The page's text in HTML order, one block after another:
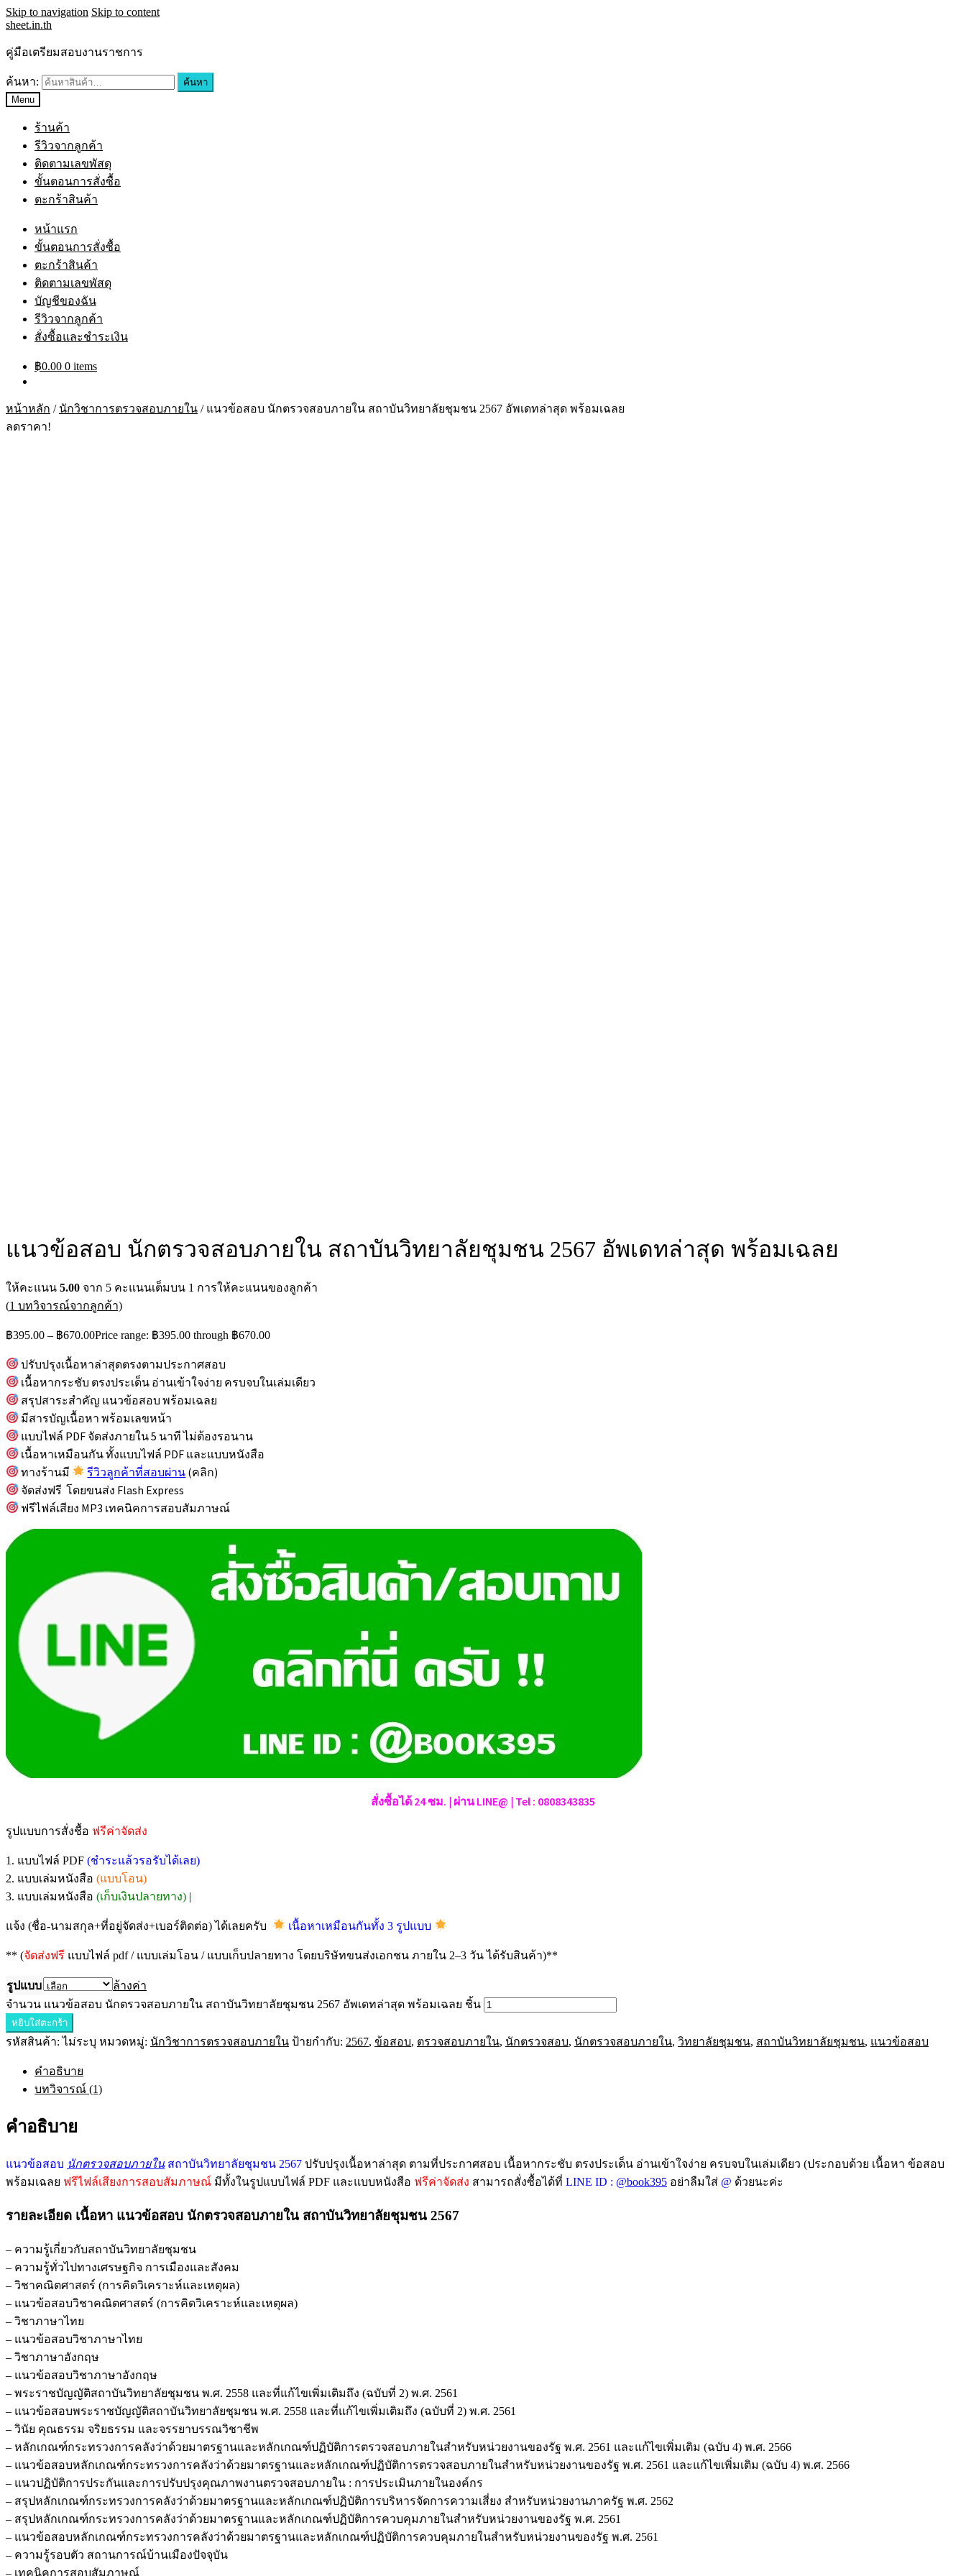
Skip to navigation Skip to content
sheet.in.th
คู่มือเตรียมสอบงานราชการ
ค้นหา:
ค้นหา
Menu
ร้านค้า
รีวิวจากลูกค้า
ติดตามเลขพัสดุ
ขั้นตอนการสั่งซื้อ
ตะกร้าสินค้า
หน้าแรก
ขั้นตอนการสั่งซื้อ
ตะกร้าสินค้า
ติดตามเลขพัสดุ
บัญชีของฉัน
รีวิวจากลูกค้า
สั่งซื้อและชำระเงิน
฿0.00 0 items
หน้าหลัก / นักวิชาการตรวจสอบภายใน / แนวข้อสอบ นักตรวจสอบภายใน สถาบันวิทยาลัยชุมชน 2567 อัพเดทล่าสุด พร้อมเฉลย
ลดราคา!
แนวข้อสอบ นักตรวจสอบภายใน สถาบันวิทยาลัยชุมชน 2567 อัพเดทล่าสุด พร้อมเฉลย
ให้คะแนน 5.00 จาก 5 คะแนนเต็มบน 1 การให้คะแนนของลูกค้า
(1 บทวิจารณ์จากลูกค้า)
฿395.00 – ฿670.00Price range: ฿395.00 through ฿670.00
ปรับปรุงเนื้อหาล่าสุดตรงตามประกาศสอบ
เนื้อหากระชับ ตรงประเด็น อ่านเข้าใจง่าย ครบจบในเล่มเดียว
สรุปสาระสำคัญ แนวข้อสอบ พร้อมเฉลย
มีสารบัญเนื้อหา พร้อมเลขหน้า
แบบไฟล์ PDF จัดส่งภายใน 5 นาที ไม่ต้องรอนาน
เนื้อหาเหมือนกัน ทั้งแบบไฟล์ PDF และแบบหนังสือ
ทางร้านมี
รีวิวลูกค้าที่สอบผ่าน (คลิก)
จัดส่งฟรี โดยขนส่ง Flash Express
ฟรีไฟล์เสียง MP3 เทคนิคการสอบสัมภาษณ์
สั่งซื้อได้ 24 ซม. | ผ่าน LINE@ | Tel : 0808343835
รูปแบบการสั่งชื้อ ฟรีค่าจัดส่ง
1. แบบไฟล์ PDF (ชำระแล้วรอรับได้เลย)
2. แบบเล่มหนังสือ (แบบโอน)
3. แบบเล่มหนังสือ (เก็บเงินปลายทาง) |
แจ้ง (ชื่อ-นามสกุล+ที่อยู่จัดส่ง+เบอร์ติดต่อ) ได้เลยครับ เนื้อหาเหมือนกันทั้ง 3 รูปแบบ
** (จัดส่งฟรี แบบไฟล์ pdf / แบบเล่มโอน / แบบเก็บปลายทาง โดยบริษัทขนส่งเอกชน ภายใน 2–3 วัน ได้รับสินค้า)**
รูปแบบ
ล้างค่า
จำนวน แนวข้อสอบ นักตรวจสอบภายใน สถาบันวิทยาลัยชุมชน 2567 อัพเดทล่าสุด พร้อมเฉลย ชิ้น
หยิบใส่ตะกร้า
รหัสสินค้า:ไม่ระบุ หมวดหมู่: นักวิชาการตรวจสอบภายใน ป้ายกำกับ: 2567, ข้อสอบ, ตรวจสอบภายใน, นักตรวจสอบ, นักตรวจสอบภายใน, วิทยาลัยชุมชน, สถาบันวิทยาลัยชุมชน, แนวข้อสอบ
คำอธิบาย
บทวิจารณ์ (1)
คำอธิบาย
แนวข้อสอบ นักตรวจสอบภายใน สถาบันวิทยาลัยชุมชน 2567 ปรับปรุงเนื้อหาล่าสุด ตามที่ประกาศสอบ เนื้อหากระชับ ตรงประเด็น อ่านเข้าใจง่าย ครบจบในเล่มเดียว (ประกอบด้วย เนื้อหา ข้อสอบ
พร้อมเฉลย ฟรีไฟล์เสียงการสอบสัมภาษณ์ มีทั้งในรูปแบบไฟล์ PDF และแบบหนังสือ ฟรีค่าจัดส่ง สามารถสั่งซื้อได้ที่ LINE ID : @book395 อย่าลืมใส่ @ ด้วยนะค่ะ
รายละเอียด เนื้อหา แนวข้อสอบ นักตรวจสอบภายใน สถาบันวิทยาลัยชุมชน 2567
– ความรู้เกี่ยวกับสถาบันวิทยาลัยชุมชน
– ความรู้ทั่วไปทางเศรษฐกิจ การเมืองและสังคม
– วิชาคณิตศาสตร์ (การคิดวิเคราะห์และเหตุผล)
– แนวข้อสอบวิชาคณิตศาสตร์ (การคิดวิเคราะห์และเหตุผล)
– วิชาภาษาไทย
– แนวข้อสอบวิชาภาษาไทย
– วิชาภาษาอังกฤษ
– แนวข้อสอบวิชาภาษาอังกฤษ
– พระราชบัญญัติสถาบันวิทยาลัยชุมชน พ.ศ. 2558 และที่แก้ไขเพิ่มเติมถึง (ฉบับที่ 2) พ.ศ. 2561
– แนวข้อสอบพระราชบัญญัติสถาบันวิทยาลัยชุมชน พ.ศ. 2558 และที่แก้ไขเพิ่มเติมถึง (ฉบับที่ 2) พ.ศ. 2561
– วินัย คุณธรรม จริยธรรม และจรรยาบรรณวิชาชีพ
– หลักเกณฑ์กระทรวงการคลังว่าด้วยมาตรฐานและหลักเกณฑ์ปฏิบัติการตรวจสอบภายในสำหรับหน่วยงานของรัฐ พ.ศ. 2561 และแก้ไขเพิ่มเติม (ฉบับ 4) พ.ศ. 2566
– แนวข้อสอบหลักเกณฑ์กระทรวงการคลังว่าด้วยมาตรฐานและหลักเกณฑ์ปฏิบัติการตรวจสอบภายในสำหรับหน่วยงานของรัฐ พ.ศ. 2561 และแก้ไขเพิ่มเติม (ฉบับ 4) พ.ศ. 2566
– แนวปฏิบัติการประกันและการปรับปรุงคุณภาพงานตรวจสอบภายใน : การประเมินภายในองค์กร
– สรุปหลักเกณฑ์กระทรวงการคลังว่าด้วยมาตรฐานและหลักเกณฑ์ปฏิบัติการบริหารจัดการความเสี่ยง สำหรับหน่วยงานภาครัฐ พ.ศ. 2562
– สรุปหลักเกณฑ์กระทรวงการคลังว่าด้วยมาตรฐานและหลักเกณฑ์ปฏิบัติการควบคุมภายในสำหรับหน่วยงานของรัฐ พ.ศ. 2561
– แนวข้อสอบหลักเกณฑ์กระทรวงการคลังว่าด้วยมาตรฐานและหลักเกณฑ์ปฏิบัติการควบคุมภายในสำหรับหน่วยงานของรัฐ พ.ศ. 2561
– ความรู้รอบตัว สถานการณ์บ้านเมืองปัจจุบัน
– เทคนิคการสอบสัมภาษณ์